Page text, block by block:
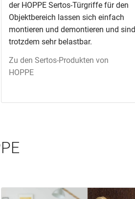
der HOPPE Sertos-Türgriffe für den
Objektbereich lassen sich einfach
montieren und demontieren und sind
trotzdem sehr belastbar.
Zu den Sertos-Produkten von
HOPPE